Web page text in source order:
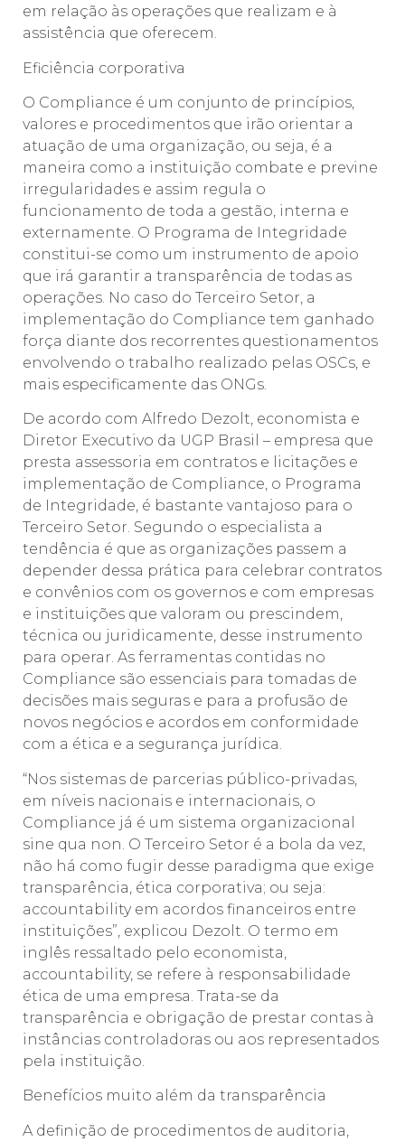
em relação às operações que realizam e à
assistência que oferecem.
Eficiência corporativa
O Compliance é um conjunto de princípios,
valores e procedimentos que irão orientar a
atuação de uma organização, ou seja, é a
maneira como a instituição combate e previne
irregularidades e assim regula o
funcionamento de toda a gestão, interna e
externamente. O Programa de Integridade
constitui-se como um instrumento de apoio
que irá garantir a transparência de todas as
operações. No caso do Terceiro Setor, a
implementação do Compliance tem ganhado
força diante dos recorrentes questionamentos
envolvendo o trabalho realizado pelas OSCs, e
mais especificamente das ONGs.
De acordo com Alfredo Dezolt, economista e
Diretor Executivo da UGP Brasil – empresa que
presta assessoria em contratos e licitações e
implementação de Compliance, o Programa
de Integridade, é bastante vantajoso para o
Terceiro Setor. Segundo o especialista a
tendência é que as organizações passem a
depender dessa prática para celebrar contratos
e convênios com os governos e com empresas
e instituições que valoram ou prescindem,
técnica ou juridicamente, desse instrumento
para operar. As ferramentas contidas no
Compliance são essenciais para tomadas de
decisões mais seguras e para a profusão de
novos negócios e acordos em conformidade
com a ética e a segurança jurídica.
“Nos sistemas de parcerias público-privadas,
em níveis nacionais e internacionais, o
Compliance já é um sistema organizacional
sine qua non. O Terceiro Setor é a bola da vez,
não há como fugir desse paradigma que exige
transparência, ética corporativa; ou seja:
accountability em acordos financeiros entre
instituições”, explicou Dezolt. O termo em
inglês ressaltado pelo economista,
accountability, se refere à responsabilidade
ética de uma empresa. Trata-se da
transparência e obrigação de prestar contas à
instâncias controladoras ou aos representados
pela instituição.
Benefícios muito além da transparência
A definição de procedimentos de auditoria,